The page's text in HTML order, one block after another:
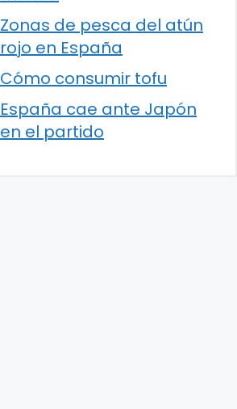
Zonas de pesca del atún
rojo en España
Cómo consumir tofu
España cae ante Japón
en el partido